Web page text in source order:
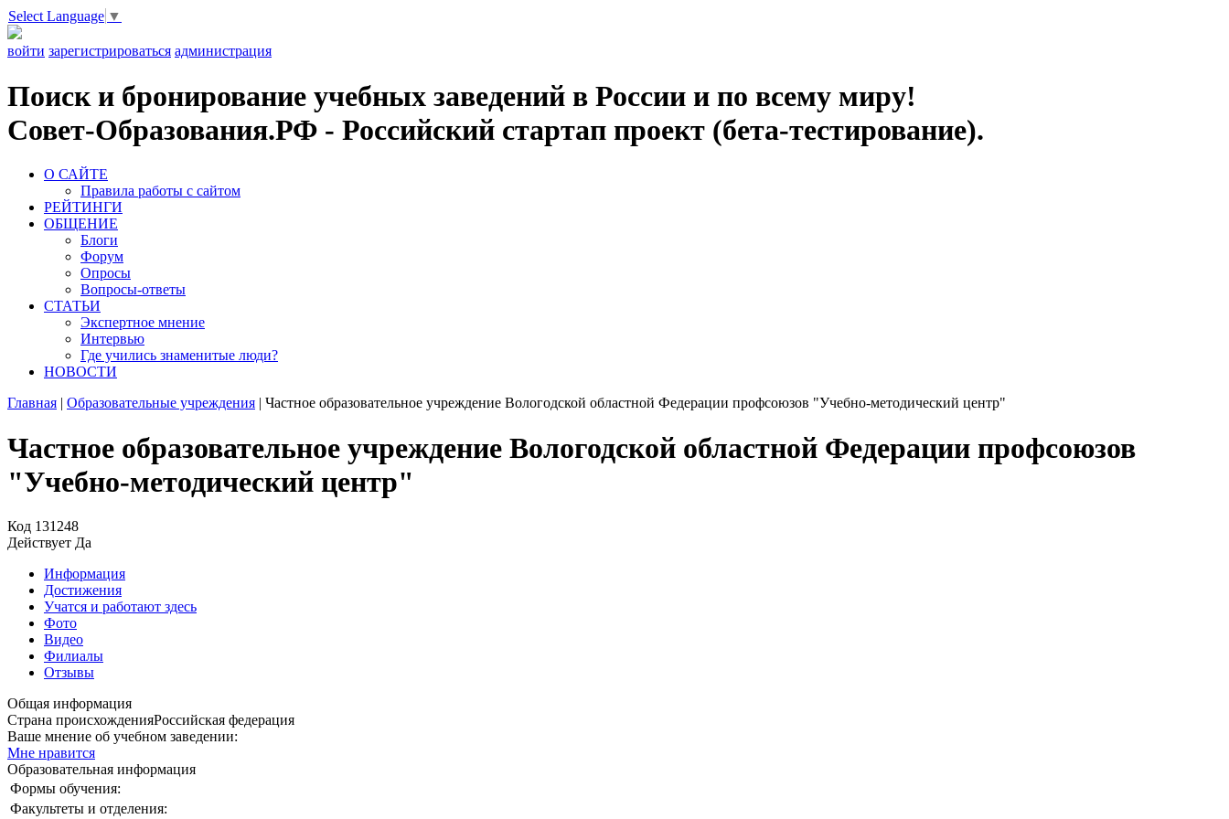
Select Language ▼
войти зарегистрироваться администрация
Поиск и бронирование учебных заведений в России и по всему миру!
Совет-Образования.РФ - Российский стартап проект (бета-тестирование).
О САЙТЕ
Правила работы с сайтом
РЕЙТИНГИ
ОБЩЕНИЕ
Блоги
Форум
Опросы
Вопросы-ответы
СТАТЬИ
Экспертное мнение
Интервью
Где учились знаменитые люди?
НОВОСТИ
Главная | Образовательные учреждения | Частное образовательное учреждение Вологодской областной Федерации профсоюзов "Учебно-методический центр"
Частное образовательное учреждение Вологодской областной Федерации профсоюзов
"Учебно-методический центр"
Код 131248
Действует Да
Информация
Достижения
Учатся и работают здесь
Фото
Видео
Филиалы
Отзывы
Общая информация
Страна происхожденияРоссийская федерация
Ваше мнение об учебном заведении:
Мне нравится
Образовательная информация
Формы обучения:
Факультеты и отделения: